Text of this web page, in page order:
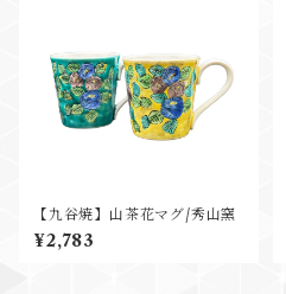
【九谷焼】山茶花マグ/秀山窯
¥2,783